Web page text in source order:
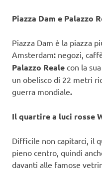
Piazza Dam e Palazzo
Piazza Dam è la piazza
Amsterdam: negozi,
Palazzo Reale con la
un obelisco di 22 metri
guerra mondiale.
Il quartire a luci rosse
Difficile non capitarci, il
pieno centro, quindi
davanti alle famose